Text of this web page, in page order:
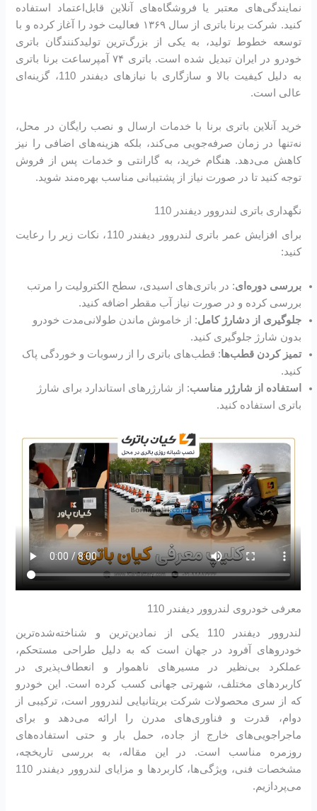
نمایندگی‌های معتبر یا فروشگاه‌های آنلاین قابل‌اعتماد استفاده
کنید. شرکت برنا باتری از سال ۱۳۶۹ فعالیت خود را آغاز کرده و با
توسعه خطوط تولید، به یکی از بزرگ‌ترین تولیدکنندگان باتری
خودرو در ایران تبدیل شده است. باتری ۷۴ آمپرساعت برنا باتری
به دلیل کیفیت بالا و سازگاری با نیازهای دیفندر 110، گزینه‌ای
عالی است.
خرید آنلاین باتری برنا با خدمات ارسال و نصب رایگان در محل،
نه‌تنها در زمان صرفه‌جویی می‌کند، بلکه هزینه‌های اضافی را نیز
کاهش می‌دهد. هنگام خرید، به گارانتی و خدمات پس از فروش
توجه کنید تا در صورت نیاز از پشتیبانی مناسب بهره‌مند شوید.
نگهداری باتری لندروور دیفندر 110
برای افزایش عمر باتری لندروور دیفندر 110، نکات زیر را رعایت
کنید:
بررسی دوره‌ای: در باتری‌های اسیدی، سطح الکترولیت را مرتب
بررسی کرده و در صورت نیاز آب مقطر اضافه کنید.
جلوگیری از دشارژ کامل: از خاموش ماندن طولانی‌مدت خودرو
بدون شارژ جلوگیری کنید.
تمیز کردن قطب‌ها: قطب‌های باتری را از رسوبات و خوردگی پاک
کنید.
استفاده از شارژر مناسب: از شارژرهای استاندارد برای شارژ
باتری استفاده کنید.
معرفی خودروی لندروور دیفندر 110
لندروور دیفندر 110 یکی از نمادین‌ترین و شناخته‌شده‌ترین
خودروهای آفرود در جهان است که به دلیل طراحی مستحکم،
عملکرد بی‌نظیر در مسیرهای ناهموار و انعطاف‌پذیری در
کاربردهای مختلف، شهرتی جهانی کسب کرده است. این خودرو
که از سری محصولات شرکت بریتانیایی لندروور است، ترکیبی از
دوام، قدرت و فناوری‌های مدرن را ارائه می‌دهد و برای
ماجراجویی‌های خارج از جاده، حمل بار و حتی استفاده‌های
روزمره مناسب است. در این مقاله، به بررسی تاریخچه،
مشخصات فنی، ویژگی‌ها، کاربردها و مزایای لندروور دیفندر 110
می‌پردازیم.